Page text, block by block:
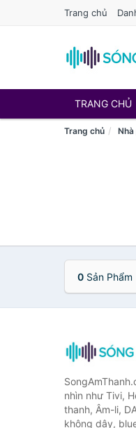
Trang chủ
TRANG CHỦ
Trang chủ Nhà
0 Sản Phẩm
nhìn như Tivi,
thanh, Âm-li,
không dây,